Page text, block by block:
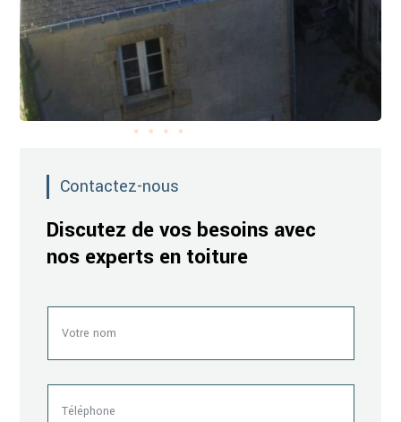
Contactez-nous
Discutez de vos besoins avec
nos experts en toiture